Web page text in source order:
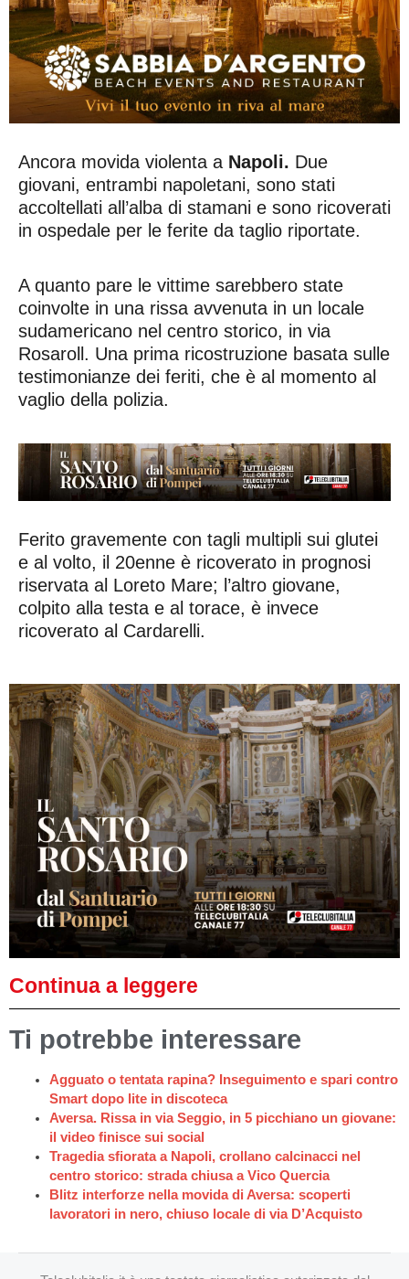
Ancora movida violenta a Napoli. Due
giovani, entrambi napoletani, sono stati
accoltellati all’alba di stamani e sono ricoverati
in ospedale per le ferite da taglio riportate.
A quanto pare le vittime sarebbero state
coinvolte in una rissa avvenuta in un locale
sudamericano nel centro storico, in via
Rosaroll. Una prima ricostruzione basata sulle
testimonianze dei feriti, che è al momento al
vaglio della polizia.
Ferito gravemente con tagli multipli sui glutei
e al volto, il 20enne è ricoverato in prognosi
riservata al Loreto Mare; l’altro giovane,
colpito alla testa e al torace, è invece
ricoverato al Cardarelli.
Continua a leggere
Ti potrebbe interessare
Agguato o tentata rapina? Inseguimento e spari contro
Smart dopo lite in discoteca
Aversa. Rissa in via Seggio, in 5 picchiano un giovane:
il video finisce sui social
Tragedia sfiorata a Napoli, crollano calcinacci nel
centro storico: strada chiusa a Vico Quercia
Blitz interforze nella movida di Aversa: scoperti
lavoratori in nero, chiuso locale di via D’Acquisto